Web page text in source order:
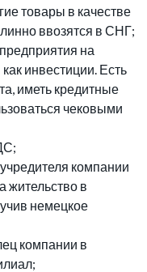
товары в качестве
ввозятся в СНГ;
на
инвестиции. Есть
иметь кредитные
чековыми
компании
жительство в
немецкое
компании в